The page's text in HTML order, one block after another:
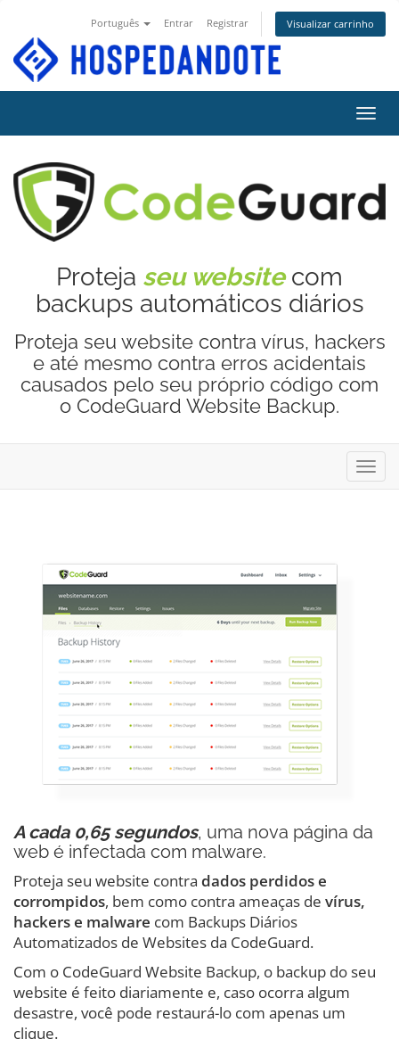
Português Entrar Registrar Visualizar carrinho
Proteja seu websitecom
backups automáticos diários
Proteja seu website contra vírus, hackers
e até mesmo contra erros acidentais
causados pelo seu próprio código com
o CodeGuard Website Backup.
A cada 0,65 segundos, uma nova página da
web é infectada com malware.
Proteja seu website contra dados perdidos e
corrompidos, bem como contra ameaças de vírus,
hackers e malware com Backups Diários
Automatizados de Websites da CodeGuard.
Com o CodeGuard Website Backup, o backup do seu
website é feito diariamente e, caso ocorra algum
desastre, você pode restaurá-lo com apenas um
clique.